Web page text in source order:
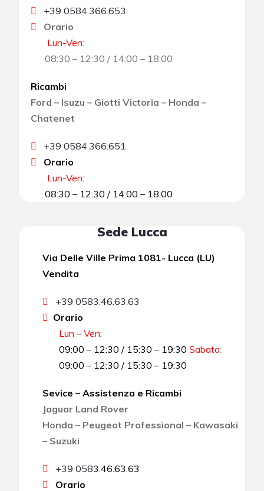
+39 0584.366.653
Orario
Lun-Ven:
08:30 – 12:30 / 14:00 – 18:00
Ricambi
Ford – Isuzu – Giotti Victoria – Honda –
Chatenet
+39 0584.366.651
Orario
Lun-Ven:
08:30 – 12:30 / 14:00 – 18:00
Sede Lucca
Via Delle Ville Prima 1081- Lucca (LU)
Vendita
+39 0583.46.63.63
Orario
Lun – Ven:
09:00 – 12:30 / 15:30 – 19:30 Sabato:
09:00 – 12:30 / 15:30 – 19:30
Sevice – Assistenza e Ricambi
Jaguar Land Rover
Honda – Peugeot Professional – Kawasaki
– Suzuki
+39 0583.46.63.63
Orario